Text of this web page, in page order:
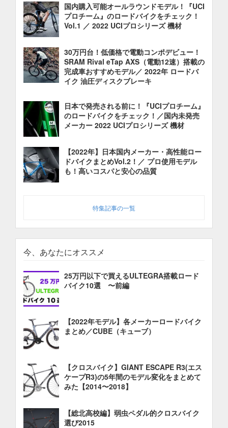
国内購入可能オールラウンドモデル！『UCI
プロチーム』のロードバイクをチェック！
Vol.1 ／ 2022 UCIプロシリーズ 機材
30万円台！低価格で電動コンポデビュー！
SRAM Rival eTap AXS（電動12速）搭載の
完成車おすすめモデル／ 2022年 ロードバ
イク 油圧ディスクブレーキ
日本で発売される前に！『UCIプロチーム』
のロードバイクをチェック！／国内未発売
メーカー 2022 UCIプロシリーズ 機材
【2022年】日本国内メーカー・高性能ロー
ドバイクまとめVol.2！／ プロ使用モデル
も！高いコスパと安心の品質
特集記事の一覧
今、あなたにオススメ
25万円以下で買えるULTEGRA搭載ロード
バイク10選 〜前編
【2022年モデル】各メーカーロードバイク
まとめ／CUBE（キューブ）
【クロスバイク】GIANT ESCAPE R3(エス
ケープR3)の5年間のモデル変化をまとめて
みた【2014〜2018】
【総北高校編】弱虫ペダル的クロスバイク
選び2015